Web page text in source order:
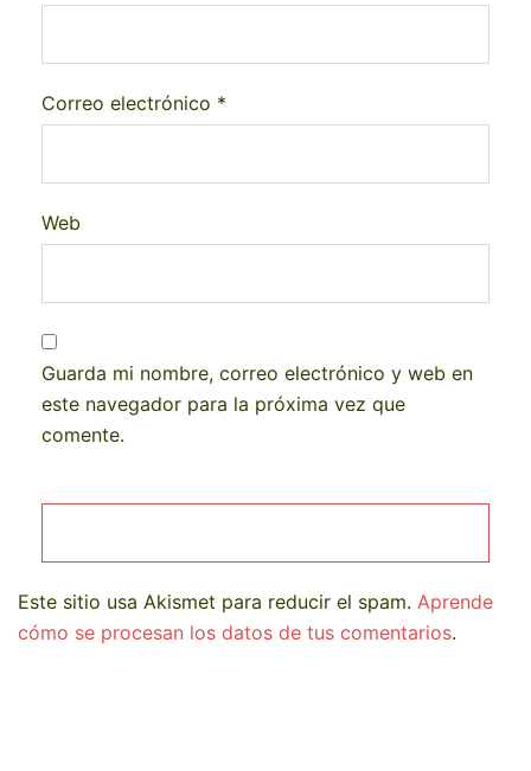
Correo electrónico *
Web
Guarda mi nombre, correo electrónico y web en
este navegador para la próxima vez que
comente.
Este sitio usa Akismet para reducir el spam. Aprende
cómo se procesan los datos de tus comentarios.